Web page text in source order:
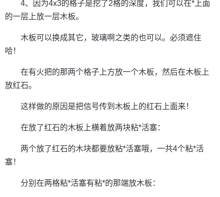
4、因为4x3的格子是挖了2格的深度，我们可以在*上面
的一层上放一层木板。
木板可以换成其它，玻璃啊之类的也可以。必须遮住
哈！
在有火把的那两个格子上方放一个木板，然后在木板上
放红石。
这样做的原因是把信号传到木板上的红石上面来！
在放了红石的木板上横着放两块粘*活塞：
两个放了红石的木块都要放粘*活塞哦，一共4个粘*活
塞！
分别在两格粘*活塞有粘*的那端放木板：